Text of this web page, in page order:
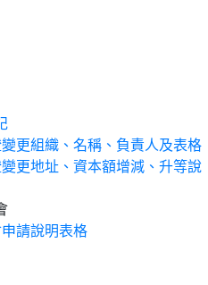
更組織、名稱、負責人及表格
更地址、資本額增減、升等說
請說明表格